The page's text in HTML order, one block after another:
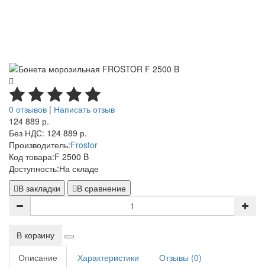
0 отзывов | Написать отзыв
124 889 р.
Без НДС: 124 889 р.
Производитель:Frostor
Код товара:F 2500 B
Доступность:На складе
В закладки
В сравнение
В корзину
Описание
Характеристики Отзывы (0)